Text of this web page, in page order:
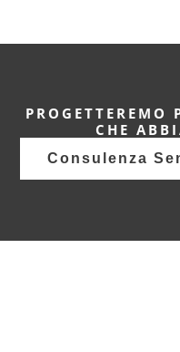
PROGETTEREMO
CHE
Consulenza